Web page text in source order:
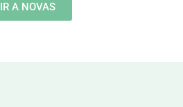
IR A NOVAS